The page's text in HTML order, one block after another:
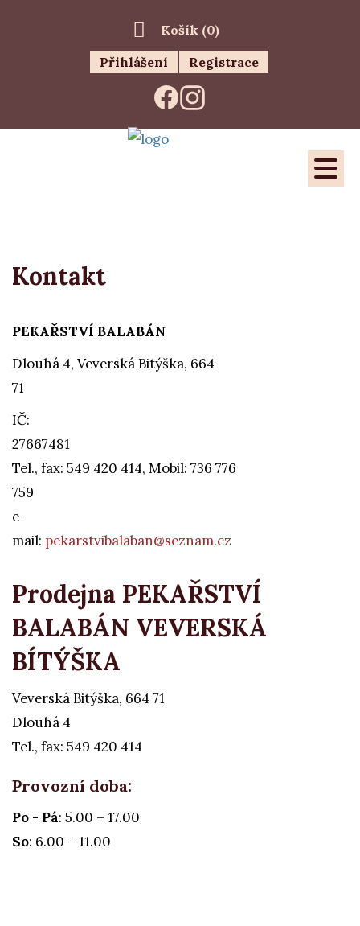
Košík (0)
Přihlášení
Registrace
Kontakt
PEKAŘSTVÍ BALABÁN
Dlouhá 4, Veverská Bitýška, 664
71
IČ:
27667481
Tel., fax: 549 420 414, Mobil: 736 776
759
e-
mail: pekarstvibalaban@seznam.cz
Prodejna PEKAŘSTVÍ
BALABÁN VEVERSKÁ
BÍTÝŠKA
Veverská Bitýška, 664 71
Dlouhá 4
Tel., fax: 549 420 414
Provozní doba:
Po - Pá: 5.00 – 17.00
So: 6.00 – 11.00